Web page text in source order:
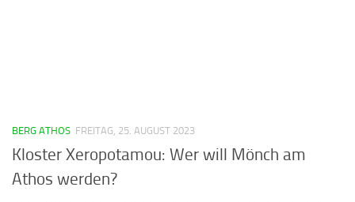
BERG ATHOS FREITAG, 25. AUGUST 2023
Kloster Xeropotamou: Wer will Mönch am
Athos werden?